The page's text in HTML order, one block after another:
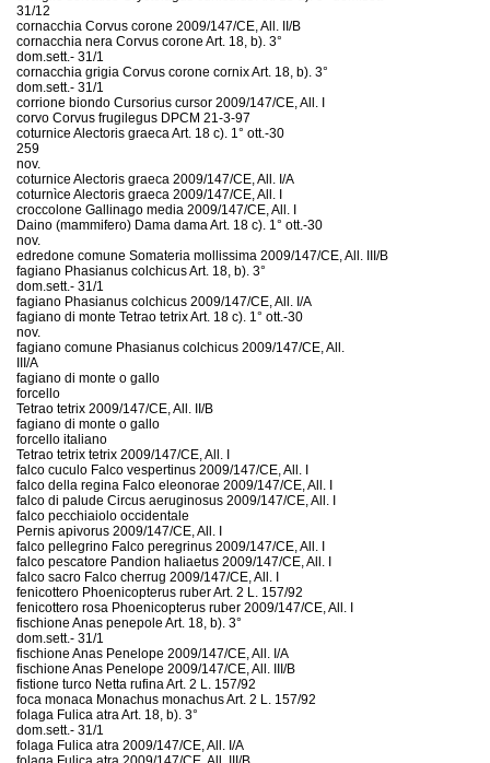
31/12
cornacchia Corvus corone 2009/147/CE, All. II/B
cornacchia nera Corvus corone Art. 18, b). 3°
dom.sett.- 31/1
cornacchia grigia Corvus corone cornix Art. 18, b). 3°
dom.sett.- 31/1
corrione biondo Cursorius cursor 2009/147/CE, All. I
corvo Corvus frugilegus DPCM 21-3-97
coturnice Alectoris graeca Art. 18 c). 1° ott.-30
259
nov.
coturnice Alectoris graeca 2009/147/CE, All. I/A
coturnìce Alectoris graeca 2009/147/CE, All. I
croccolone Gallinago media 2009/147/CE, All. I
Daino (mammifero) Dama dama Art. 18 c). 1° ott.-30
nov.
edredone comune Somateria mollissima 2009/147/CE, All. III/B
fagiano Phasianus colchicus Art. 18, b). 3°
dom.sett.- 31/1
fagiano Phasianus colchicus 2009/147/CE, All. I/A
fagiano di monte Tetrao tetrix Art. 18 c). 1° ott.-30
nov.
fagiano comune Phasianus colchicus 2009/147/CE, All.
III/A
fagiano di monte o gallo
forcello
Tetrao tetrix 2009/147/CE, All. II/B
fagiano di monte o gallo
forcello italiano
Tetrao tetrix tetrix 2009/147/CE, All. I
falco cuculo Falco vespertinus 2009/147/CE, All. I
falco della regina Falco eleonorae 2009/147/CE, All. I
falco di palude Circus aeruginosus 2009/147/CE, All. I
falco pecchiaiolo occidentale
Pernis apivorus 2009/147/CE, All. I
falco pellegrino Falco peregrinus 2009/147/CE, All. I
falco pescatore Pandion haliaetus 2009/147/CE, All. I
falco sacro Falco cherrug 2009/147/CE, All. I
fenicottero Phoenicopterus ruber Art. 2 L. 157/92
fenicottero rosa Phoenicopterus ruber 2009/147/CE, All. I
fischione Anas penepole Art. 18, b). 3°
dom.sett.- 31/1
fischione Anas Penelope 2009/147/CE, All. I/A
fischione Anas Penelope 2009/147/CE, All. III/B
fistione turco Netta rufina Art. 2 L. 157/92
foca monaca Monachus monachus Art. 2 L. 157/92
folaga Fulica atra Art. 18, b). 3°
dom.sett.- 31/1
folaga Fulica atra 2009/147/CE, All. I/A